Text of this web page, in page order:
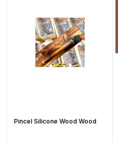
Pincel Silicone Wood Wood